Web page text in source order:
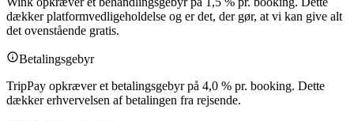
dækker platformvedligeholdelse og er det, der gør, at vi kan give alt
det ovenstående gratis.
Betalingsgebyr
TripPay opkræver et betalingsgebyr på 4,0 % pr. booking. Dette
dækker erhvervelsen af betalingen fra rejsende.